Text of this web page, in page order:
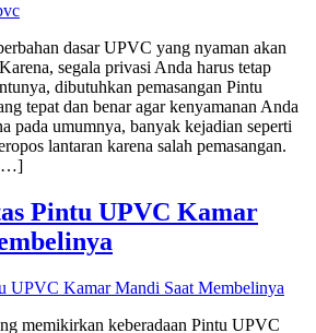
dasar UPVC yang nyaman akan
segala privasi Anda harus tetap
dibutuhkan pemasangan Pintu
tepat dan benar agar kenyamanan Anda
pada umumnya, banyak kejadian seperti
lantaran karena salah pemasangan.
Pintu UPVC Kamar
memikirkan keberadaan Pintu UPVC